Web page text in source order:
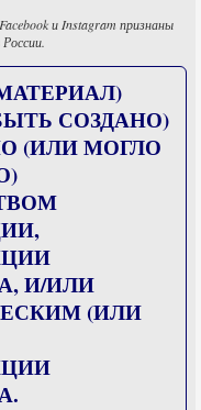
и Instagram признаны
СОЗДАНО)
(ИЛИ МОГЛО
И/ИЛИ
(ИЛИ